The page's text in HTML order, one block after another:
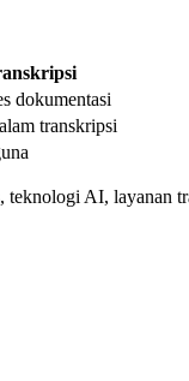
dokumentasi
transkripsi
teknologi AI, layanan